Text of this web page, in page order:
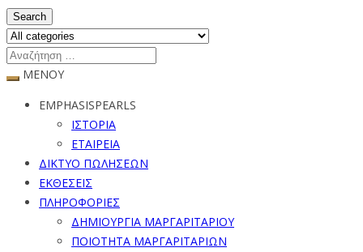
Search
ΜΕΝΟΥ
EMPHASISPEARLS
ΙΣΤΟΡΙΑ
ΕΤΑΙΡΕΙΑ
ΔΙΚΤΥΟ ΠΩΛΗΣΕΩΝ
ΕΚΘΕΣΕΙΣ
ΠΛΗΡΟΦΟΡΙΕΣ
ΔΗΜΙΟΥΡΓΙΑ ΜΑΡΓΑΡΙΤΑΡΙΟΥ
ΠΟΙΟΤΗΤΑ ΜΑΡΓΑΡΙΤΑΡΙΩΝ